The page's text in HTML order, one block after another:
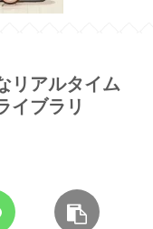
リアルタイム
イブラリ